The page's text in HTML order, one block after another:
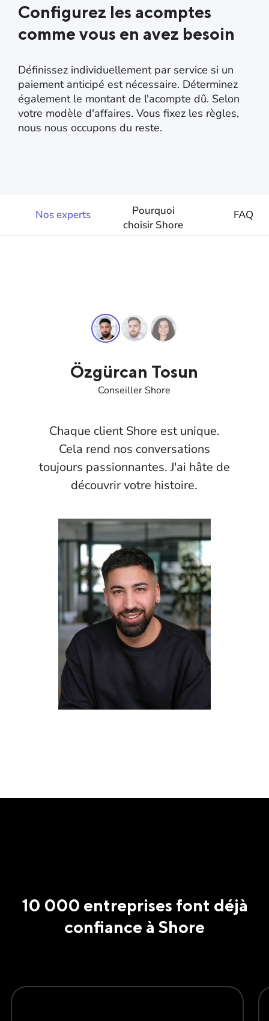
Configurez les acomptes
comme vous en avez besoin
Définissez individuellement par service si un
paiement anticipé est nécessaire. Déterminez
également le montant de l'acompte dû. Selon
votre modèle d'affaires. Vous fixez les règles,
nous nous occupons du reste.
Nos experts
Pourquoi
choisir Shore
FAQ
Özgürcan Tosun
Conseiller Shore
Chaque client Shore est unique.
Cela rend nos conversations
toujours passionnantes. J'ai hâte de
découvrir votre histoire.
10 000 entreprises font déjà
confiance à Shore